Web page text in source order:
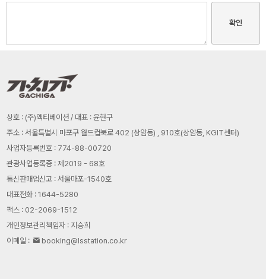
확인
상호 : (주)액티베이션 / 대표 : 윤현구
주소 : 서울특별시 마포구 월드컵북로 402 (상암동) , 910호(상암동, KGIT센터)
사업자등록번호 : 774-88-00720
관광사업등록증 : 제2019 - 68호
통신판매업신고 : 서울마포-1540호
대표전화 : 1644-5280
팩스 : 02-2069-1512
개인정보관리책임자 : 지승희
이메일 :
booking@lsstation.co.kr